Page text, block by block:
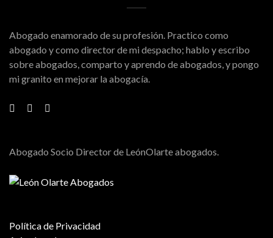
Abogado enamorado de su profesión. Practico como
abogado y como director de mi despacho; hablo y escribo
sobre abogados, comparto y aprendo de abogados, y pongo
mi granito en mejorar la abogacía.
Abogado Socio Director de LeónOlarte abogados.
Política de Privacidad